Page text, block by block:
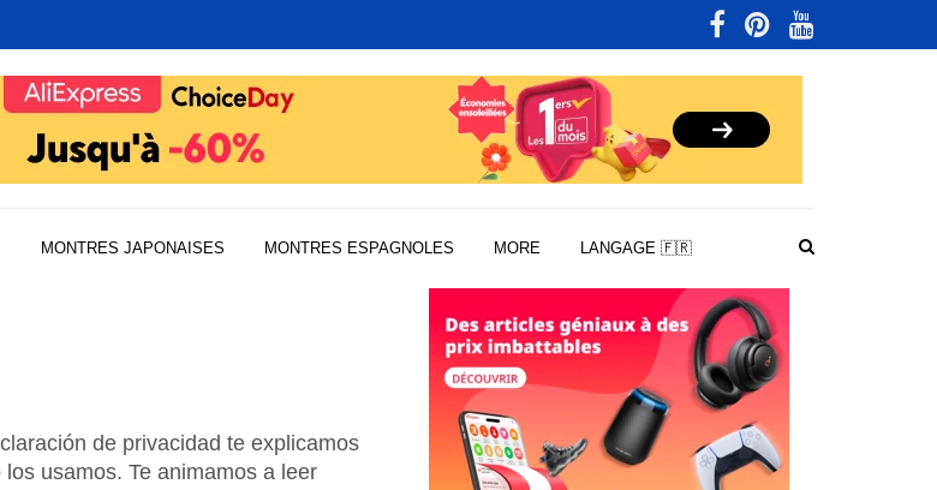
MONTRES JAPONAISES MONTRES ESPAGNOLES MORE LANGAGE 🇫🇷
de privacidad te explicamos
usamos. Te animamos a leer